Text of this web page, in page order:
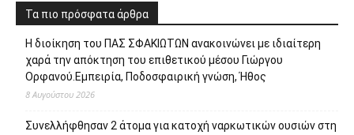
Τα πιο πρόσφατα άρθρα
Η διοίκηση του ΠΑΣ ΣΦΑΚΙΩΤΩΝ ανακοινώνει με ιδιαίτερη
χαρά την απόκτηση του επιθετικού μέσου Γιώργου
Ορφανού.Εμπειρία, Ποδοσφαιρική γνώση, Ήθος
8 Αυγούστου 2026
Συνελλήφθησαν 2 άτομα για κατοχή ναρκωτικών ουσιών στη